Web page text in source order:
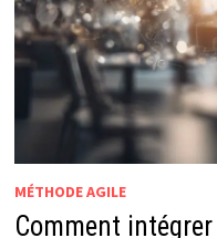
MÉTHODE AGILE
Comment